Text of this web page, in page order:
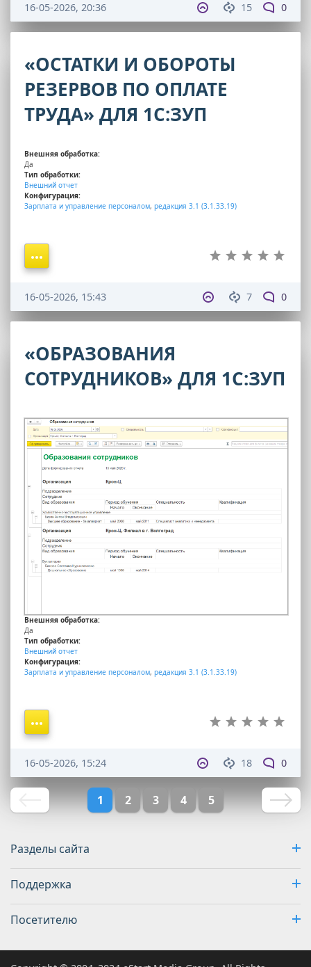
15 0
16-05-2026, 20:36
«ОСТАТКИ И ОБОРОТЫ
РЕЗЕРВОВ ПО ОПЛАТЕ
ТРУДА» ДЛЯ 1С:ЗУП
Внешняя обработка:
Да
Тип обработки:
Внешний отчет
Конфигурация:
Зарплата и управление персоналом, редакция 3.1 (3.1.33.19)
7 0
16-05-2026, 15:43
«ОБРАЗОВАНИЯ
СОТРУДНИКОВ» ДЛЯ 1С:ЗУП
Внешняя обработка:
Да
Тип обработки:
Внешний отчет
Конфигурация:
Зарплата и управление персоналом, редакция 3.1 (3.1.33.19)
18 0
16-05-2026, 15:24
1 2 3 4 5
Разделы сайта
Поддержка
Посетителю